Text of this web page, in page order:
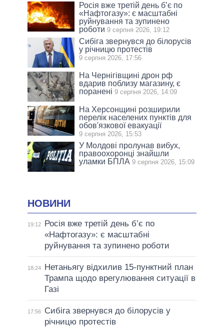
Росія вже третій день б’є по
«Нафтогазу»: є масштабні
руйнування та зупинено
роботи 9 серпня 2026, 19:12
Сибіга звернувся до білорусів
у річницю протестів
9 серпня 2026, 17:56
На Чернігівщині дрон рф
вдарив поблизу магазину, є
поранені 9 серпня 2026, 14:09
На Херсонщині розширили
перелік населених пунктів для
обов'язкової евакуації
9 серпня 2026, 15:53
У Молдові пролунав вибух,
правоохоронці знайшли
уламки БПЛА 9 серпня 2026, 15:09
НОВИНИ
19:12
Росія вже третій день б’є по
«Нафтогазу»: є масштабні
руйнування та зупинено роботи
18:24
Нетаньягу відхилив 15-пунктний план
Трампа щодо врегулювання ситуації в
Газі
17:56
Сибіга звернувся до білорусів у
річницю протестів